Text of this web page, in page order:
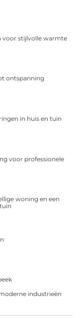
voor stijlvolle warmte
ontspanning
in huis en tuin
voor professionele
woning en een
industrieën